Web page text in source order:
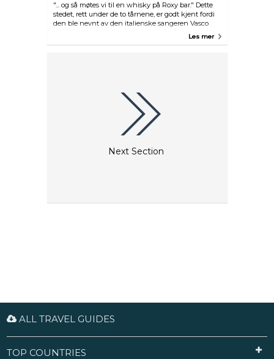
"... og så møtes vi til en whisky på Roxy bar." Dette
stedet, rett under de to tårnene, er godt kjent fordi
den ble nevnt av den italienske sangeren Vasco
Rossi i en av hans mest berømte sanger (Vita
spericolata, A Reckless Life). Her må du sette deg og
Les mer
Next Section
ALL TRAVEL GUIDES
TOP COUNTRIES